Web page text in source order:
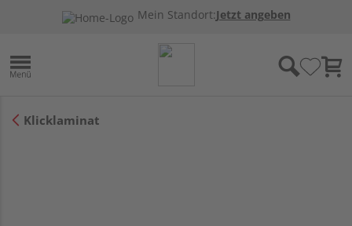
Mein Standort:Jetzt angeben
Klicklaminat